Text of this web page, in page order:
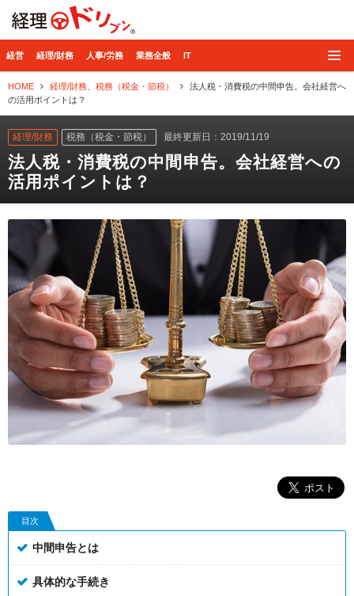
経営 経理/財務 人事/労務 業務全般 IT
HOME 経理/財務 税務（税金・節税）
法人税・消費税の中間申告。会社経営へ
の活用ポイントは？
経理/財務 税務（税金・節税） 最終更新日：2019/11/19
法人税・消費税の中間申告。会社経営への
活用ポイントは？
目次
中間申告とは
具体的な手続き